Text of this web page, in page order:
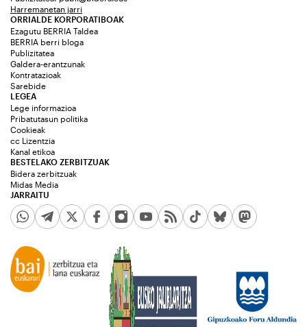
Harremanetan jarri
ORRIALDE KORPORATIBOAK
Ezagutu BERRIA Taldea
BERRIA berri bloga
Publizitatea
Galdera-erantzunak
Kontratazioak
Sarebide
JARRAITU
LEGEA
Lege informazioa
Pribatutasun politika
Cookieak
cc Lizentzia
Kanal etikoa
BESTELAKO ZERBITZUAK
Bidera zerbitzuak
Midas Media